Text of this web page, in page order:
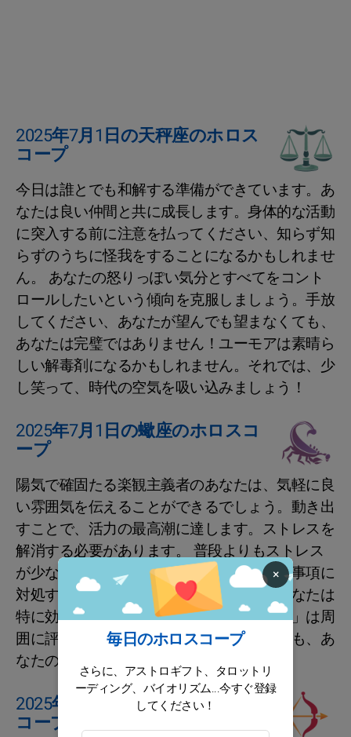
2025年7月1日の天秤座のホロス
コープ
今日は誰とでも和解する準備ができています。あ
なたは良い仲間と共に成長します。身体的な活動
に突入する前に注意を払ってください、知らず知
らずのうちに怪我をすることになるかもしれませ
ん。 あなたの怒りっぽい気分とすべてをコント
ロールしたいという傾向を克服しましょう。手放
してください、あなたが望んでも望まなくても、
あなたは完璧ではありません！ユーモアは素晴ら
しい解毒剤になるかもしれません。それでは、少
し笑って、時代の空気を吸い込みましょう！
2025年7月1日の蠍座のホロスコ
ープ
陽気で確固たる楽観主義者のあなたは、気軽に良
い雰囲気を伝えることができるでしょう。動き出
すことで、活力の最高潮に達します。ストレスを
解消する必要があります。 普段よりもストレス
が少なく、あなたは一日中のすべての必須事項に
対処するために冷静さを示しています。あなたは
特に効果的であり、あなたの「ゼンな態度」は周
囲に評価されています。どの分野であっても、あ
なたの行動は成果をもたらすでしょう！
2025年7月1日の射手座のホロス
コープ
×
毎日のホロスコープ
さらに、アストロギフト、タロットリ
ーディング、バイオリズム...今すぐ登録
してください！